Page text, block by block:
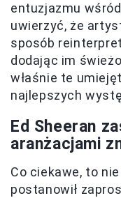
entuzjazmu
uwierzyć, że
sposób
dodając im
właśnie te
najlepszych
Ed Sheeran
aranżacjami
Co ciekawe, to
postanowił